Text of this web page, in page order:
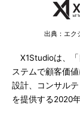
出典：エク
X1Studioは、「
ステムで顧客価
設計、コンサル
を提供する2020